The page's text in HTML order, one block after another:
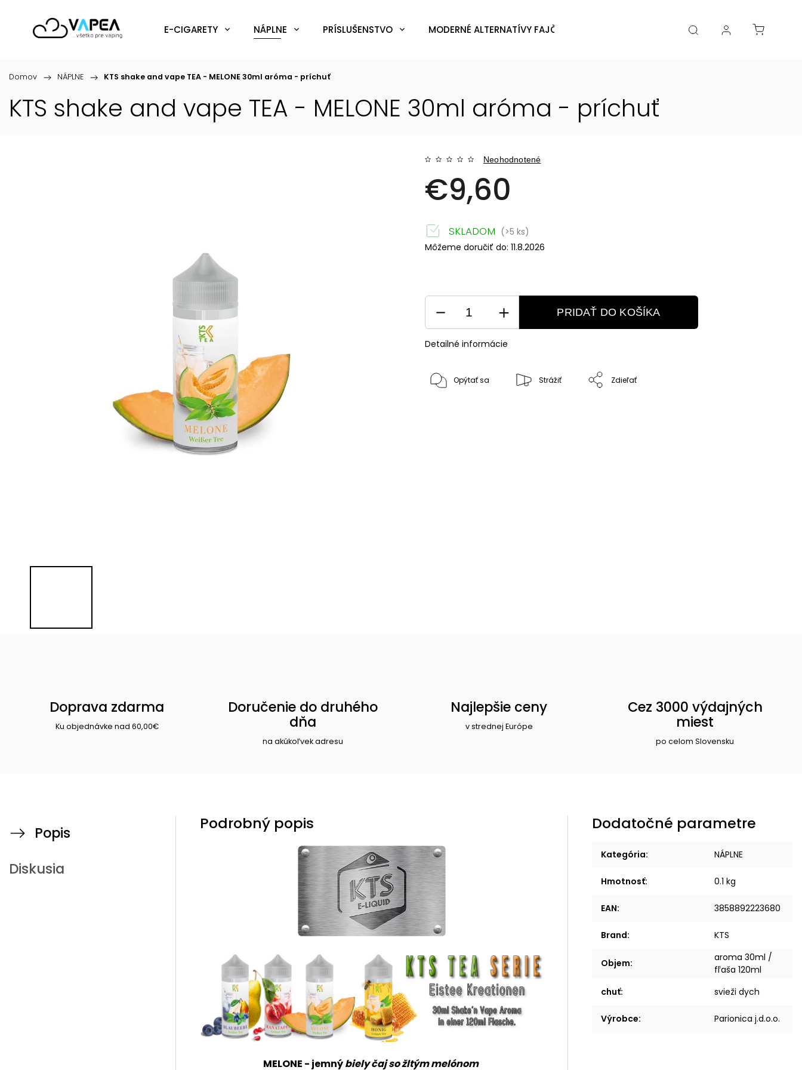
E-CIGARETY NÁPLNE PRÍSLUŠENSTVO MODERNÉ ALTERNATÍVY FAJČENIA DOPLNKY Značky
Domov / NÁPLNE / KTS shake and vape TEA - MELONE 30ml aróma - príchuť
KTS shake and vape TEA - MELONE 30ml aróma - príchuť
Neohodnotené
€9,60
SKLADOM (>5 ks)
Môžeme doručiť do: 11.8.2026
PRIDAŤ DO KOŠÍKA
Detailné informácie
Opýtať sa Strážiť Zdieľať
Doprava zdarma
Ku objednávke nad 60,00€
Doručenie do druhého
dňa
na akúkoľvek adresu
Najlepšie ceny
v strednej Európe
Cez 3000 výdajných
miest
po celom Slovensku
Popis
Diskusia
Podrobný popis
MELONE - jemnýbiely čaj so žltým melónom
Dodatočné parametre
Kategória: NÁPLNE
Hmotnosť: 0.1 kg
EAN: 3858892223680
Brand: KTS
Objem:
aroma 30ml /
fľaša 120ml
chuť: svieži dych
Výrobce: Parionica j.d.o.o.